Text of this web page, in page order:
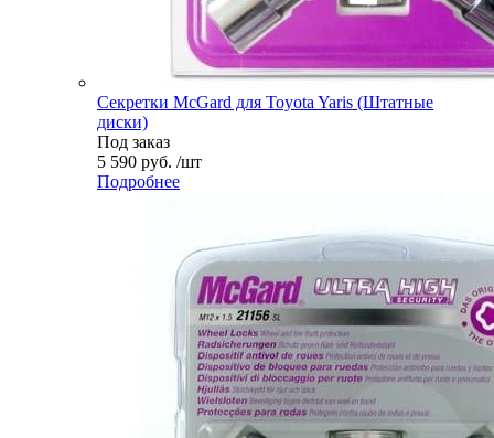
Секретки McGard для Toyota Yaris (Штатные
диски)
Под заказ
5 590 руб. /шт
Подробнее